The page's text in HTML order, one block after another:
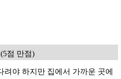
점 만점)
야 하지만 집에서 가까운 곳에